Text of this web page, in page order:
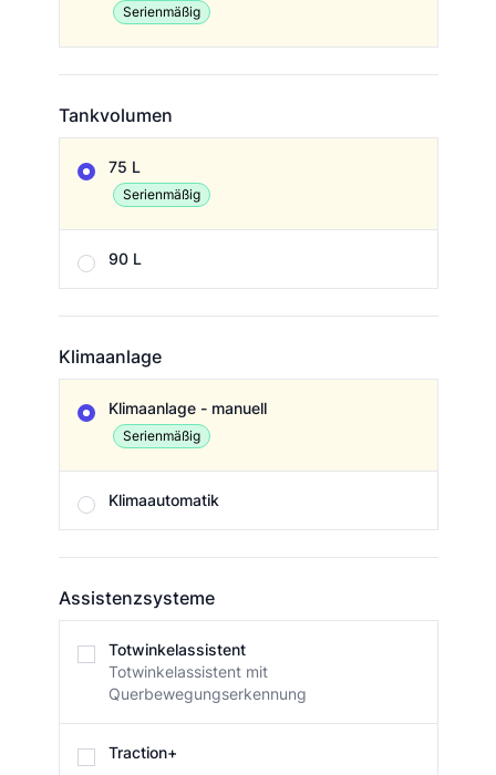
Serienmäßig
Tankvolumen
75 L
Serienmäßig
90 L
Klimaanlage
Klimaanlage - manuell
Serienmäßig
Klimaautomatik
Assistenzsysteme
Totwinkelassistent
Totwinkelassistent mit
Querbewegungserkennung
Traction+